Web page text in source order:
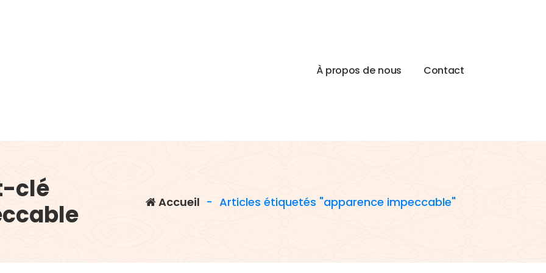
À propos de nous Contact
clé
Accueil - Articles étiquetés "apparence impeccable"